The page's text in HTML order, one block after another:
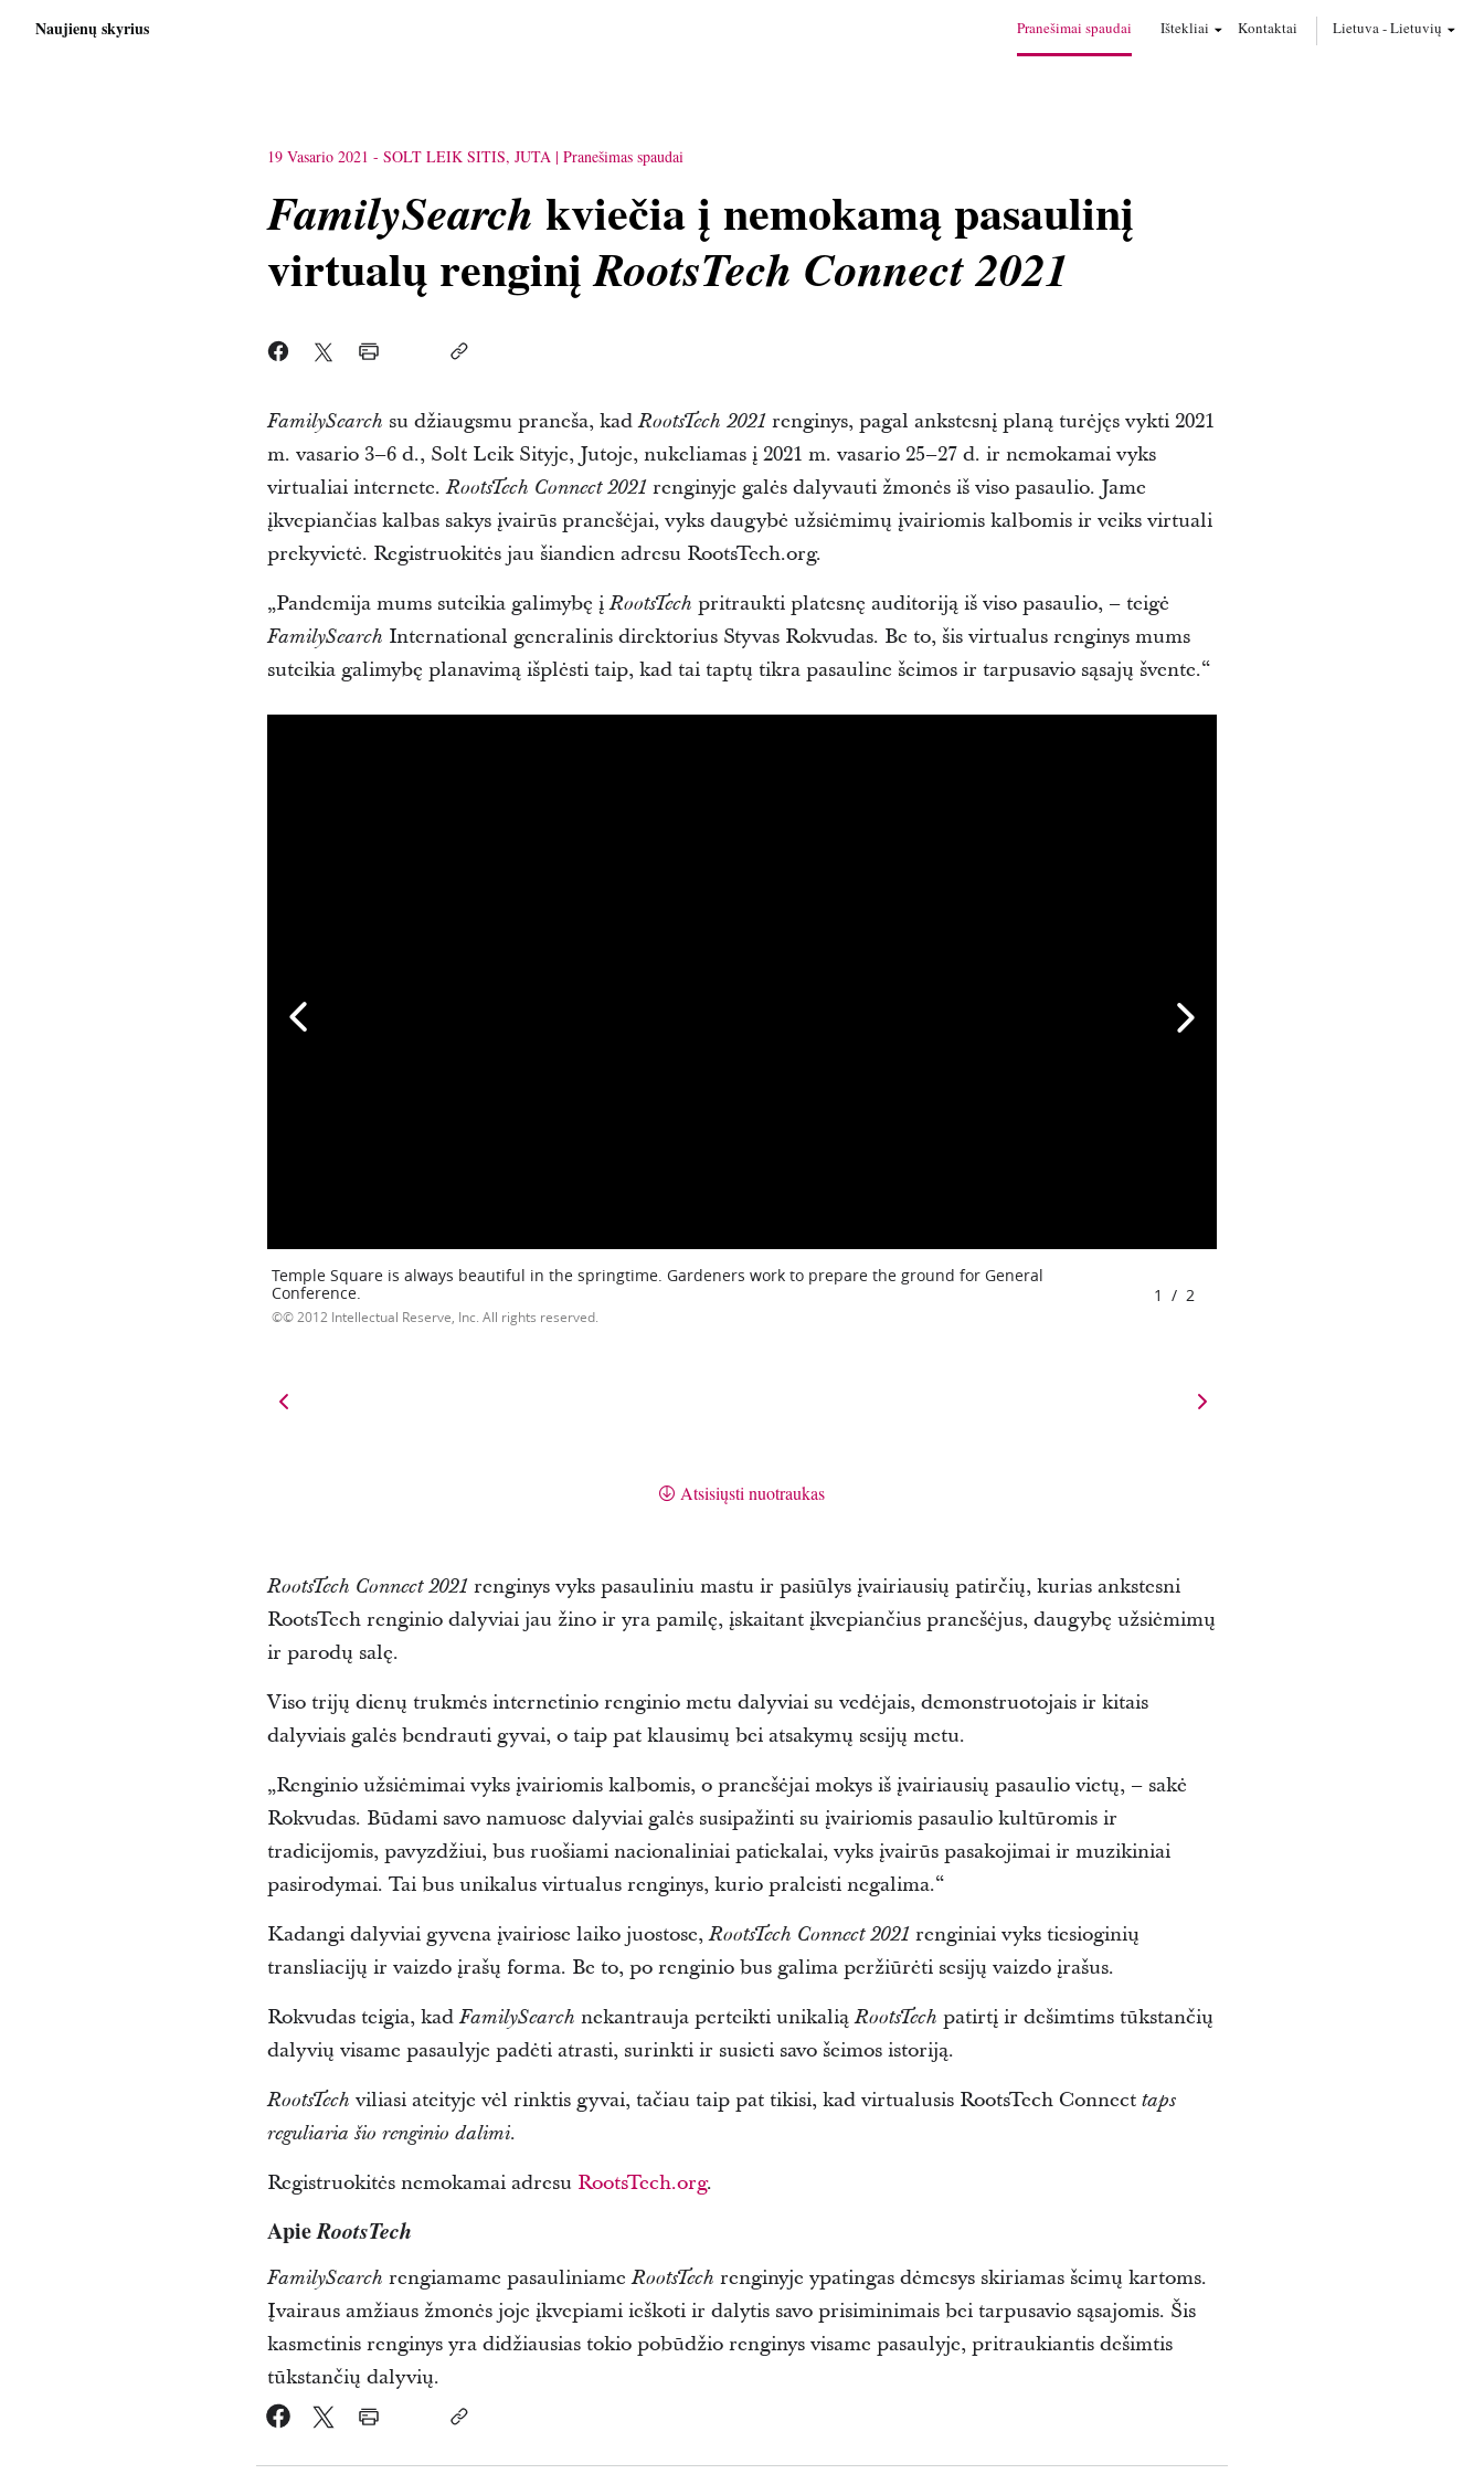
Naujienų skyrius Pranešimai spaudai Ištekliai Kontaktai Lietuva-Lietuvių
19 Vasario 2021 - SOLT LEIK SITIS, JUTA Pranešimas spaudai
FamilySearch kviečia į nemokamą pasaulinį
virtualų renginįRootsTech Connect 2021
FamilySearch su džiaugsmu praneša, kadRootsTech 2021renginys, pagal ankstesnį planą turėjęs vykti 2021
m. vasario 3–6 d., Solt Leik Sityje, Jutoje, nukeliamas į 2021 m. vasario 25–27 d. ir nemokamai vyks
virtualiai internete.RootsTech Connect 2021renginyje galės dalyvauti žmonės iš viso pasaulio. Jame
įkvepiančias kalbas sakys įvairūs pranešėjai, vyks daugybė užsiėmimų įvairiomis kalbomis ir veiks virtuali
prekyvietė. Registruokitės jau šiandien adresu RootsTech.org.
„Pandemija mums suteikia galimybę įRootsTech pritraukti platesnę auditoriją iš viso pasaulio, – teigė
FamilySearch International generalinis direktorius Styvas Rokvudas. Be to, šis virtualus renginys mums
suteikia galimybę planavimą išplėsti taip, kad tai taptų tikra pasauline šeimos ir tarpusavio sąsajų švente.“
Temple Square is always beautiful in the springtime. Gardeners work to prepare the ground for General
Conference.
© 2012 Intellectual Reserve, Inc. All rights reserved.
1 / 2
Atsisiųsti nuotraukas
RootsTech Connect 2021renginys vyks pasauliniu mastu ir pasiūlys įvairiausių patirčių, kurias ankstesni
RootsTech renginio dalyviai jau žino ir yra pamilę, įskaitant įkvepiančius pranešėjus, daugybę užsiėmimų
ir parodų salę.
Viso trijų dienų trukmės internetinio renginio metu dalyviai su vedėjais, demonstruotojais ir kitais
dalyviais galės bendrauti gyvai, o taip pat klausimų bei atsakymų sesijų metu.
„Renginio užsiėmimai vyks įvairiomis kalbomis, o pranešėjai mokys iš įvairiausių pasaulio vietų, – sakė
Rokvudas. Būdami savo namuose dalyviai galės susipažinti su įvairiomis pasaulio kultūromis ir
tradicijomis, pavyzdžiui, bus ruošiami nacionaliniai patiekalai, vyks įvairūs pasakojimai ir muzikiniai
pasirodymai. Tai bus unikalus virtualus renginys, kurio praleisti negalima.“
Kadangi dalyviai gyvena įvairiose laiko juostose,RootsTech Connect 2021renginiai vyks tiesioginių
transliacijų ir vaizdo įrašų forma. Be to, po renginio bus galima peržiūrėti sesijų vaizdo įrašus.
Rokvudas teigia, kadFamilySearch nekantrauja perteikti unikaliąRootsTech patirtį ir dešimtims tūkstančių
dalyvių visame pasaulyje padėti atrasti, surinkti ir susieti savo šeimos istoriją.
RootsTech viliasi ateityje vėl rinktis gyvai, tačiau taip pat tikisi, kad virtualusis RootsTech Connect taps
reguliaria šio renginio dalimi.
Registruokitės nemokamai adresu RootsTech.org.
ApieRootsTech
FamilySearch rengiamame pasauliniameRootsTech renginyje ypatingas dėmesys skiriamas šeimų kartoms.
Įvairaus amžiaus žmonės joje įkvepiami ieškoti ir dalytis savo prisiminimais bei tarpusavio sąsajomis. Šis
kasmetinis renginys yra didžiausias tokio pobūdžio renginys visame pasaulyje, pritraukiantis dešimtis
tūkstančių dalyvių.